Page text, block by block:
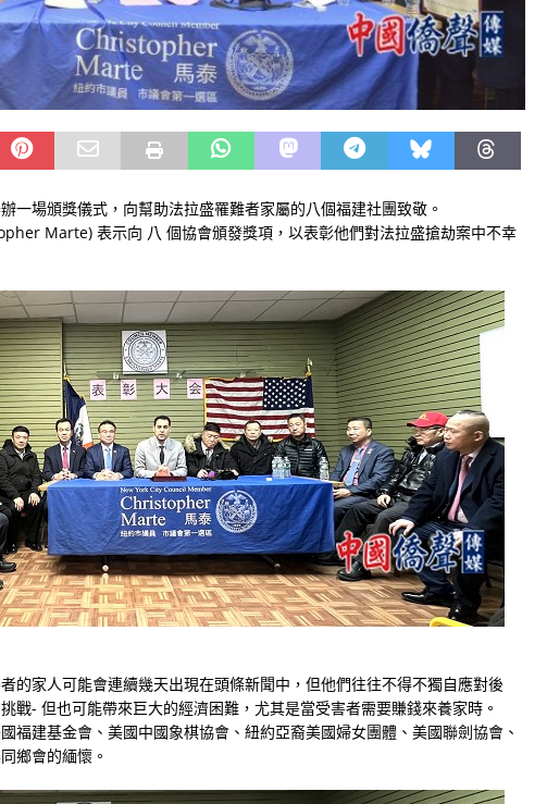
一場頒獎儀式，向幫助法拉盛罹難者家屬的八個福建社團致敬。
Marte) 表示向 八 個協會頒發獎項，以表彰他們對法拉盛搶劫案中不幸
的家人可能會連續幾天出現在頭條新聞中，但他們往往不得不獨自應對後
戰- 但也可能帶來巨大的經濟困難，尤其是當受害者需要賺錢來養家時。
福建基金會、美國中國象棋協會、紐約亞裔美國婦女團體、美國聯劍協會、
鄉會的緬懷。